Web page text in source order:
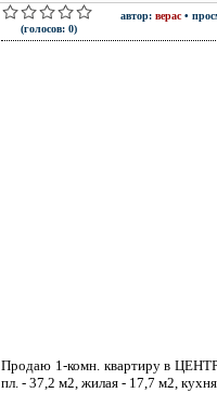
(голосов: 0)
автор: верас •
Продаю 1-комн. квартиру в
пл. - 37,2 м2, жилая - 17,7 м2,